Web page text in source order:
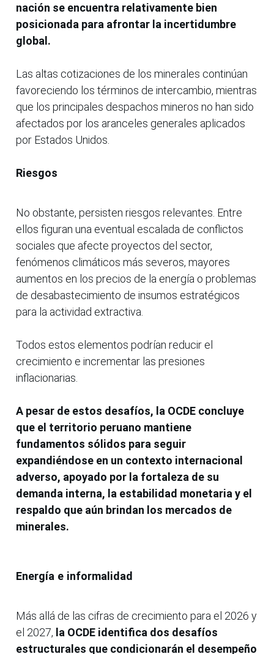
nación se encuentra relativamente bien
posicionada para afrontar la incertidumbre
global.
Las altas cotizaciones de los minerales continúan
favoreciendo los términos de intercambio, mientras
que los principales despachos mineros no han sido
afectados por los aranceles generales aplicados
por Estados Unidos.
Riesgos
No obstante, persisten riesgos relevantes. Entre
ellos figuran una eventual escalada de conflictos
sociales que afecte proyectos del sector,
fenómenos climáticos más severos, mayores
aumentos en los precios de la energía o problemas
de desabastecimiento de insumos estratégicos
para la actividad extractiva.
Todos estos elementos podrían reducir el
crecimiento e incrementar las presiones
inflacionarias.
A pesar de estos desafíos, la OCDE concluye
que el territorio peruano mantiene
fundamentos sólidos para seguir
expandiéndose en un contexto internacional
adverso, apoyado por la fortaleza de su
demanda interna, la estabilidad monetaria y el
respaldo que aún brindan los mercados de
minerales.
Energía e informalidad
Más allá de las cifras de crecimiento para el 2026 y
el 2027, la OCDE identifica dos desafíos
estructurales que condicionarán el desempeño